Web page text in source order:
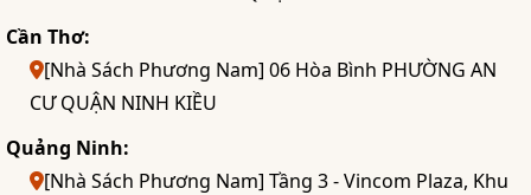
Cần Thơ:
[Nhà Sách Phương Nam] 06 Hòa Bình PHƯỜNG AN
CƯ QUẬN NINH KIỀU
Quảng Ninh:
[Nhà Sách Phương Nam] Tầng 3 - Vincom Plaza, Khu